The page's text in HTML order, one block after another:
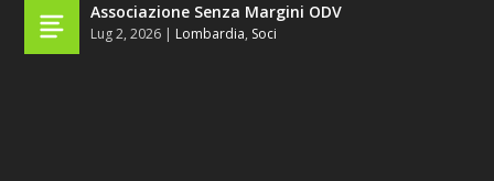
Associazione Senza Margini ODV
Lug 2, 2026 | Lombardia, Soci